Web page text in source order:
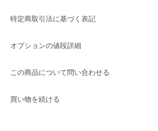
特定商取引法に基づく表記
オプションの値段詳細
この商品について問い合わせる
買い物を続ける